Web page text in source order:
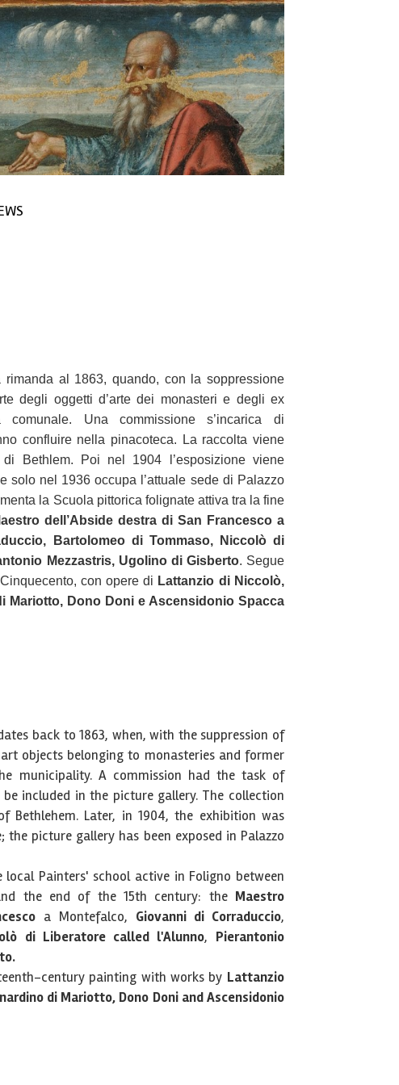
rimanda al 1863, quando, con la soppressione
degli oggetti d’arte dei monasteri e degli ex
Una commissione s’incarica di
confluire nella pinacoteca. La raccolta viene
Bethlem. Poi nel 1904 l’esposizione viene
solo nel 1936 occupa l’attuale sede di Palazzo
la Scuola pittorica folignate attiva tra la fine
dell’Abside destra di San Francesco a
Bartolomeo di Tommaso, Niccolò di
Mezzastris, Ugolino di Gisberto. Segue
con opere di Lattanzio di Niccolò,
Mariotto, Dono Doni e Ascensidonio Spacca
back to 1863, when, with the suppression of
objects belonging to monasteries and former
municipality. A commission had the task of
included in the picture gallery. The collection
Later, in 1904, the exhibition was
picture gallery has been exposed in Palazzo
Painters' school active in Foligno between
the end of the 15th century: the Maestro
a Montefalco, Giovanni di Corraduccio,
di Liberatore called l'Alunno, Pierantonio
century painting with works by Lattanzio
di Mariotto, Dono Doni and Ascensidonio